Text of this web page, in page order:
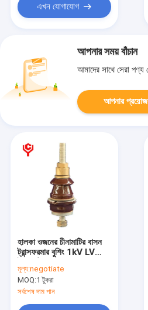
এখন যোগাযোগ
আপনার সময় বাঁচান
আমাদের সাথে সেরা
আপনার
হালকা ওজনের চীনামাটির বাসন
ট্রান্সফরমার বুশিং 1kV LV
মূল্য:negotiate
MOQ:1 টুকরা
সর্বশেষ দাম পান